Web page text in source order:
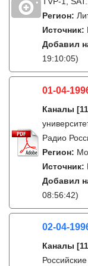
Регион:
Источник:
Добавил
19:10:05)
01-04-
Каналы
Радио
Регион:
Источник:
Добавил
08:56:42)
02-04-
Каналы